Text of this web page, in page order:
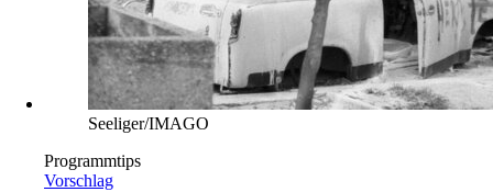
Seeliger/IMAGO
Programmtips
Vorschlag